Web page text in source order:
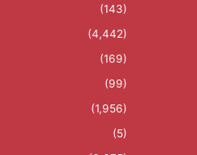
(143)
(4,442)
(169)
(99)
(1,956)
(5)